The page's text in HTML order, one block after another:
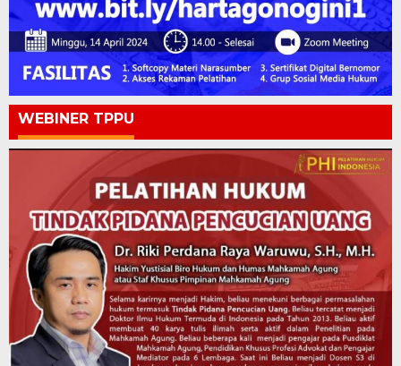
WEBINER TPPU